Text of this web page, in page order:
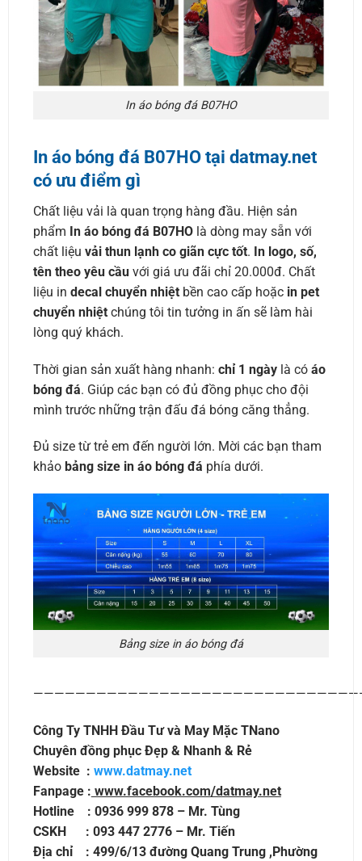
In áo bóng đá B07HO
In áo bóng đá B07HO tại datmay.net
có ưu điểm gì
Chất liệu vải là quan trọng hàng đầu. Hiện sản
phẩm In áo bóng đá B07HOlà dòng may sẵn với
chất liệu vải thun lạnh co giãn cực tốt. In logo, số,
tên theo yêu cầuvới giá ưu đãi chỉ 20.000đ. Chất
liệu in decal chuyển nhiệtbền cao cấp hoặc in pet
chuyển nhiệtchúng tôi tin tưởng in ấn sẽ làm hài
lòng quý khách.
Thời gian sản xuất hàng nhanh: chỉ 1 ngàylà có áo
bóng đá. Giúp các bạn có đủ đồng phục cho đội
mình trước những trận đấu đá bóng căng thẳng.
Đủ size từ trẻ em đến người lớn. Mời các bạn tham
khảo bảng size in áo bóng đá phía dưới.
Bảng size in áo bóng đá
Công Ty TNHH Đầu Tư và May Mặc TNano
Chuyên đồng phục Đẹp & Nhanh & Rẻ
Website : www.datmay.net
Fanpage : www.facebook.com/datmay.net
Hotline : 0936 999 878 – Mr. Tùng
CSKH : 093 447 2776 – Mr. Tiến
Địa chỉ : 499/6/13 đường Quang Trung ,Phường